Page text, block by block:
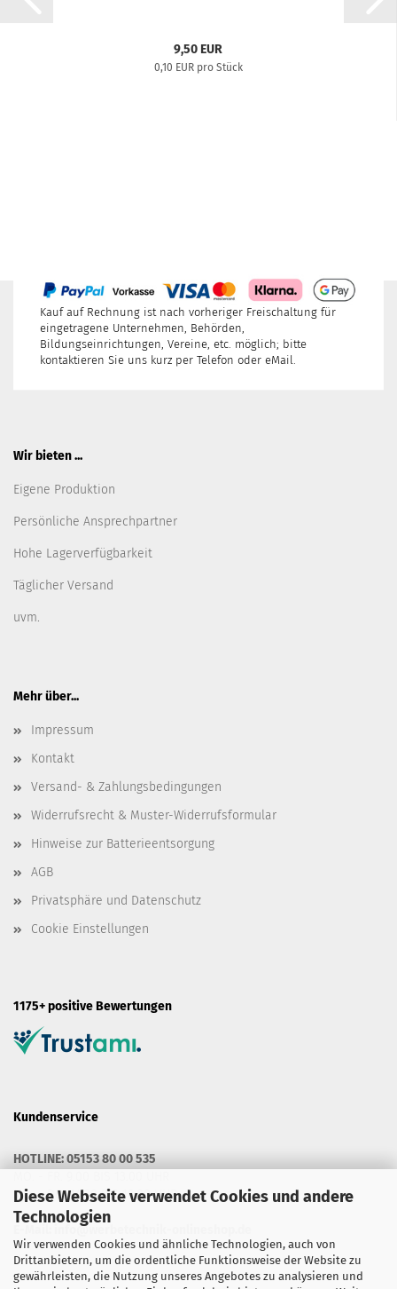
Diese Webseite verwendet Cookies und andere
Technologien
Wir verwenden Cookies und ähnliche Technologien, auch von
Drittanbietern, um die ordentliche Funktionsweise der Website zu
gewährleisten, die Nutzung unseres Angebotes zu analysieren und
9,50 EUR
0,10 EUR pro Stück
Kauf auf Rechnung ist nach vorheriger Freischaltung für
eingetragene Unternehmen, Behörden,
Bildungseinrichtungen, Vereine, etc. möglich; bitte
kontaktieren Sie uns kurz per Telefon oder eMail.
Wir bieten ...
Eigene Produktion
Persönliche Ansprechpartner
Hohe Lagerverfügbarkeit
Täglicher Versand
uvm.
Mehr über...
Impressum
Kontakt
Versand- & Zahlungsbedingungen
Widerrufsrecht & Muster-Widerrufsformular
Hinweise zur Batterieentsorgung
AGB
Privatsphäre und Datenschutz
Cookie Einstellungen
1175+ positive Bewertungen
Kundenservice
HOTLINE: 05153 80 00 535
MO. - DO. 14.30 BIS 16.00 UHR
info@werbetechnik-onlineshop.de